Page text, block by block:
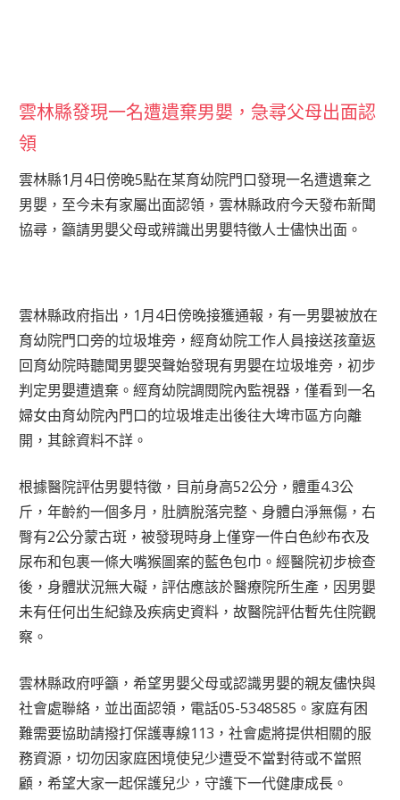
雲林縣發現一名遭遺棄男嬰，急尋父母出面認
領
雲林縣1月4日傍晚5點在某育幼院門口發現一名遭遺棄之
男嬰，至今未有家屬出面認領，雲林縣政府今天發布新聞
協尋，籲請男嬰父母或辨識出男嬰特徵人士儘快出面。
雲林縣政府指出，1月4日傍晚接獲通報，有一男嬰被放在
育幼院門口旁的垃圾堆旁，經育幼院工作人員接送孩童返
回育幼院時聽聞男嬰哭聲始發現有男嬰在垃圾堆旁，初步
判定男嬰遭遺棄。經育幼院調閱院內監視器，僅看到一名
婦女由育幼院內門口的垃圾堆走出後往大埤市區方向離
開，其餘資料不詳。
根據醫院評估男嬰特徵，目前身高52公分，體重4.3公
斤，年齡約一個多月，肚臍脫落完整、身體白淨無傷，右
臀有2公分蒙古斑，被發現時身上僅穿一件白色紗布衣及
尿布和包裹一條大嘴猴圖案的藍色包巾。經醫院初步檢查
後，身體狀況無大礙，評估應該於醫療院所生產，因男嬰
未有任何出生紀錄及疾病史資料，故醫院評估暫先住院觀
察。
雲林縣政府呼籲，希望男嬰父母或認識男嬰的親友儘快與
社會處聯絡，並出面認領，電話05-5348585。家庭有困
難需要協助請撥打保護專線113，社會處將提供相關的服
務資源，切勿因家庭困境使兒少遭受不當對待或不當照
顧，希望大家一起保護兒少，守護下一代健康成長。